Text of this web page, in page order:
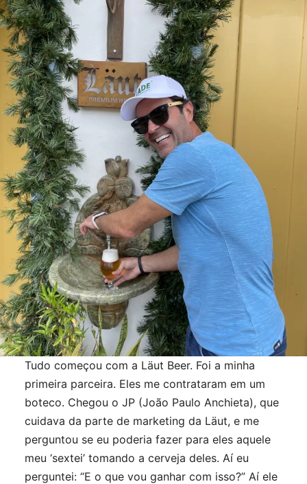
Tudo começou com a Läut Beer. Foi a minha
primeira parceira. Eles me contrataram em um
boteco. Chegou o JP (João Paulo Anchieta), que
cuidava da parte de marketing da Läut, e me
perguntou se eu poderia fazer para eles aquele
meu ‘sextei’ tomando a cerveja deles. Aí eu
perguntei: “E o que vou ganhar com isso?” Aí ele